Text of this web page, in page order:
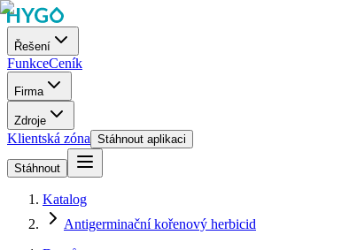
Řešení
FunkceCeník
Firma
Zdroje
Klientská zóna Stáhnout aplikaci
Stáhnout
Katalog
Antigerminační kořenový herbicid